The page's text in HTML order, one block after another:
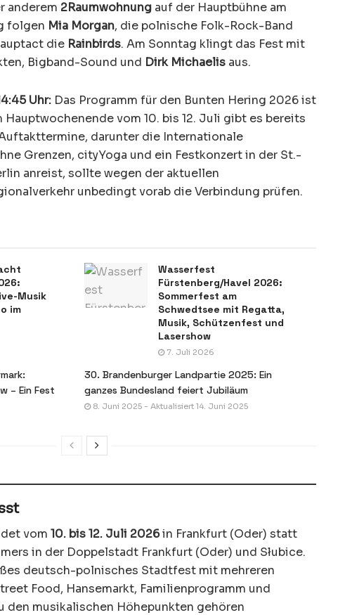
anderem 2Raumwohnung auf der Hauptbühne am
folgen Mia Morgan, die polnische Folk-Rock-Band
die Rainbirds. Am Sonntag klingt das Fest mit
Bigband-Sound und Dirk Michaelis aus.
Uhr: Das Programm für den Bunten Hering 2026 ist
vom 10. bis 12. Juli gibt es bereits
darunter die Internationale
Grenzen, cityYoga und ein Festkonzert in der St.-
anreist, sollte wegen der aktuellen
unbedingt vorab die Verbindung prüfen.
Musik
im
Wasserfest
Fürstenberg/Havel 2026:
Sommerfest am
Schwedtsee mit Regatta,
Musik, Schützenfest und
Lasershow
7. Juli 2026
– Ein Fest
30. Brandenburger Landpartie 2025: Ein
ganzes Bundesland feiert Jubiläum
8. Juni 2025 - Aktualisiert 14. Juni 2025
vom 10. bis 12. Juli 2026in Frankfurt (Oder) statt
in der Doppelstadt Frankfurt (Oder) und Słubice.
deutsch-polnisches Stadtfest mit mehreren
Food, Hansemarkt, Familienprogramm und
den musikalischen Höhepunkten gehören